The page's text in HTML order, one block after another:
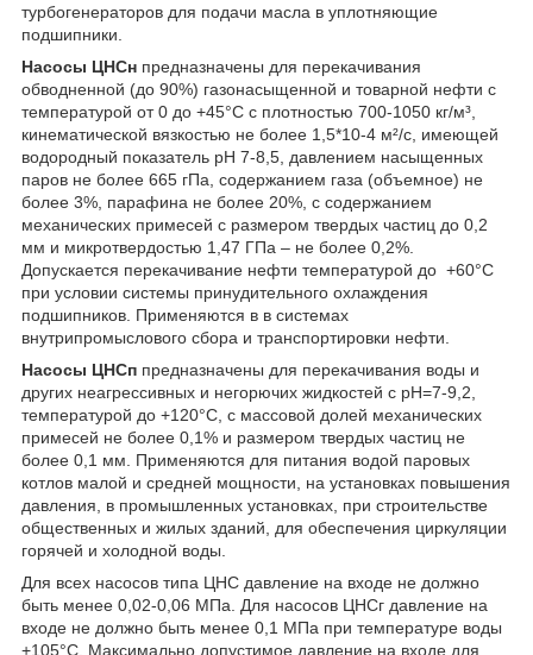
турбогенераторов для подачи масла в уплотняющие
подшипники.
Насосы ЦНСн предназначены для перекачивания
обводненной (до 90%) газонасыщенной и товарной нефти с
температурой от 0 до +45°С с плотностью 700-1050 кг/м³,
кинематической вязкостью не более 1,5*10-4 м²/с, имеющей
водородный показатель рН 7-8,5, давлением насыщенных
паров не более 665 гПа, содержанием газа (объемное) не
более 3%, парафина не более 20%, с содержанием
механических примесей с размером твердых частиц до 0,2
мм и микротвердостью 1,47 ГПа – не более 0,2%.
Допускается перекачивание нефти температурой до +60°С
при условии системы принудительного охлаждения
подшипников. Применяются в в системах
внутрипромыслового сбора и транспортировки нефти.
Насосы ЦНСп предназначены для перекачивания воды и
других неагрессивных и негорючих жидкостей с pH=7-9,2,
температурой до +120°С, с массовой долей механических
примесей не более 0,1% и размером твердых частиц не
более 0,1 мм. Применяются для питания водой паровых
котлов малой и средней мощности, на установках повышения
давления, в промышленных установках, при строительстве
общественных и жилых зданий, для обеспечения циркуляции
горячей и холодной воды.
Для всех насосов типа ЦНС давление на входе не должно
быть менее 0,02-0,06 МПа. Для насосов ЦНСг давление на
входе не должно быть менее 0,1 МПа при температуре воды
+105°С. Максимально допустимое давление на входе для